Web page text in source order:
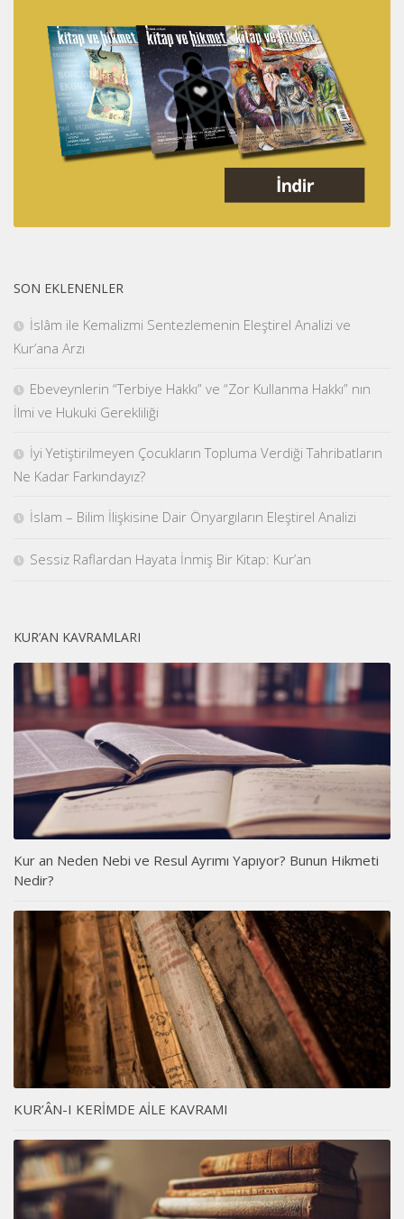
SON EKLENENLER
İslâm ile Kemalizmi Sentezlemenin Eleştirel Analizi ve
Kur’ana Arzı
Ebeveynlerin “Terbiye Hakkı” ve “Zor Kullanma Hakkı” nın
İlmi ve Hukuki Gerekliliği
İyi Yetiştirilmeyen Çocukların Topluma Verdiği Tahribatların
Ne Kadar Farkındayız?
İslam – Bilim İlişkisine Dair Önyargıların Eleştirel Analizi
Sessiz Raflardan Hayata İnmiş Bir Kitap: Kur’an
KUR’AN KAVRAMLARI
Kur an Neden Nebi ve Resul Ayrımı Yapıyor? Bunun Hikmeti
Nedir?
KUR’ÂN-I KERİMDE AİLE KAVRAMI